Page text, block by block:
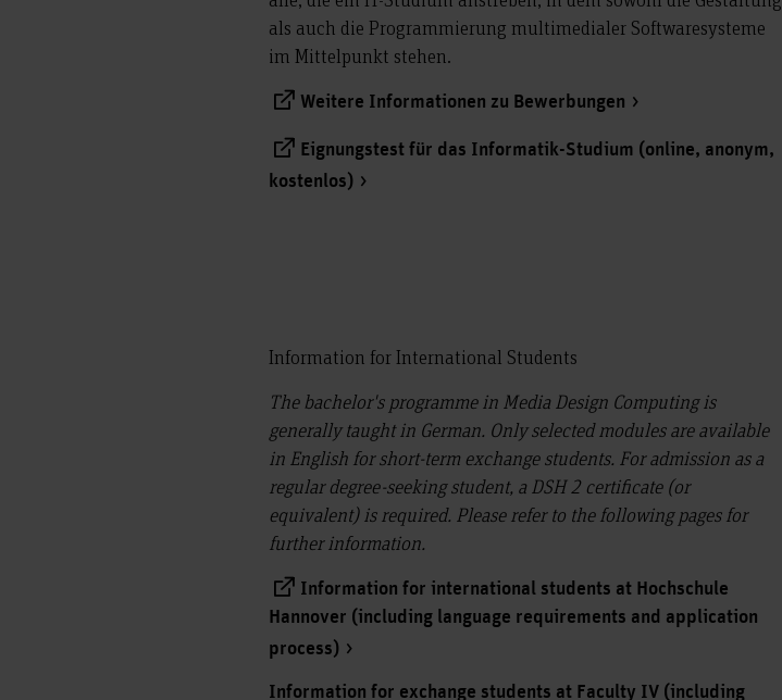
als auch die Programmierung multimedialer Softwaresysteme
im Mittelpunkt stehen.
Weitere Informationen zu Bewerbungen
Eignungstest für das Informatik-Studium (online, anonym,
kostenlos)
Information for International Students
The bachelor's programme in Media Design Computing is
generally taught in German. Only selected modules are available
in English for short-term exchange students. For admission as a
regular degree-seeking student, a DSH 2 certificate (or
equivalent) is required. Please refer to the following pages for
further information.
Information for international students at Hochschule
Hannover (including language requirements and application
process)
Information for exchange students at Faculty IV (including